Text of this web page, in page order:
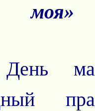
моя»
День